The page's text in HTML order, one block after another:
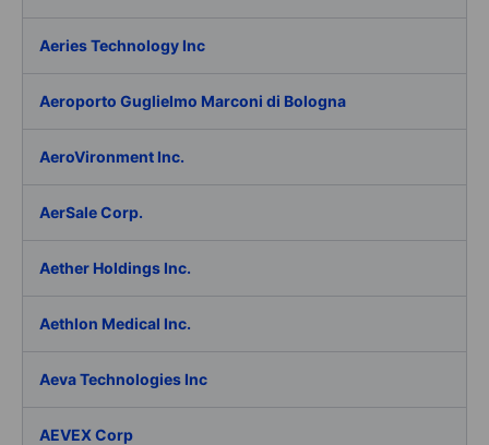
Aeries Technology Inc
Aeroporto Guglielmo Marconi di Bologna
AeroVironment Inc.
AerSale Corp.
Aether Holdings Inc.
Aethlon Medical Inc.
Aeva Technologies Inc
AEVEX Corp